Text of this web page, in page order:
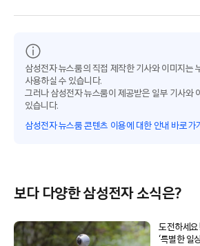
삼성전자 뉴스룸의 직접 제작한 기사와 이미지는
사용하실 수 있습니다.
그러나 삼성전자 뉴스룸이 제공받은 일부 기사와
있습니다.
삼성전자 뉴스룸 콘텐츠 이용에 대한 안내 바로가기
보다 다양한 삼성전자 소식은?
도전하세
‘특별한 일